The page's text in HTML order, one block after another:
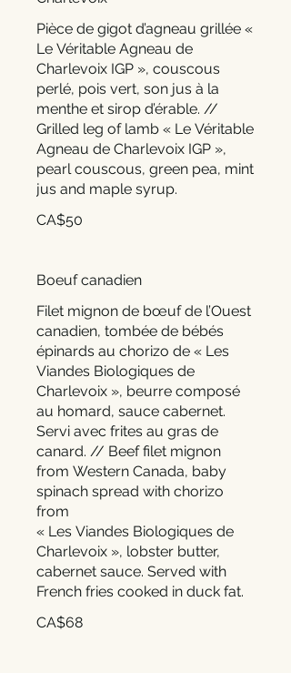
Pièce de gigot d’agneau grillée «
Le Véritable Agneau de
Charlevoix IGP », couscous
perlé, pois vert, son jus à la
menthe et sirop d’érable. //
Grilled leg of lamb « Le Véritable
Agneau de Charlevoix IGP »,
pearl couscous, green pea, mint
jus and maple syrup.
CA$50
Boeuf canadien
Filet mignon de bœuf de l’Ouest
canadien, tombée de bébés
épinards au chorizo de « Les
Viandes Biologiques de
Charlevoix », beurre composé
au homard, sauce cabernet.
Servi avec frites au gras de
canard. // Beef filet mignon
from Western Canada, baby
spinach spread with chorizo
from
« Les Viandes Biologiques de
Charlevoix », lobster butter,
cabernet sauce. Served with
CA$68